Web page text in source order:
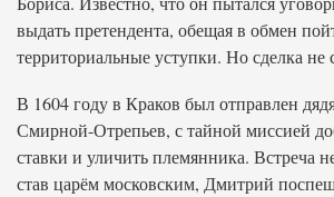
выдать претендента, обещая в обмен
территориальные уступки. Но сделка не
В 1604 году в Краков был отправлен
Смирной-Отрепьев, с тайной миссией
ставки и уличить племянника. Встреча
став царём московским, Дмитрий